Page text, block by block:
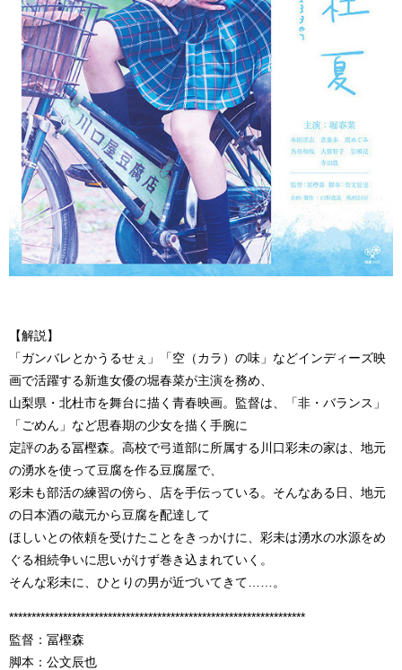
【解説】
「ガンバレとかうるせぇ」「空（カラ）の味」などインディーズ映
画で活躍する新進女優の堀春菜が主演を務め、
山梨県・北杜市を舞台に描く青春映画。監督は、「非・バランス」
「ごめん」など思春期の少女を描く手腕に
定評のある冨樫森。高校で弓道部に所属する川口彩未の家は、地元
の湧水を使って豆腐を作る豆腐屋で、
彩未も部活の練習の傍ら、店を手伝っている。そんなある日、地元
の日本酒の蔵元から豆腐を配達して
ほしいとの依頼を受けたことをきっかけに、彩未は湧水の水源をめ
ぐる相続争いに思いがけず巻き込まれていく。
そんな彩未に、ひとりの男が近づいてきて……。
******************************************************************
監督：冨樫森
脚本：公文辰也